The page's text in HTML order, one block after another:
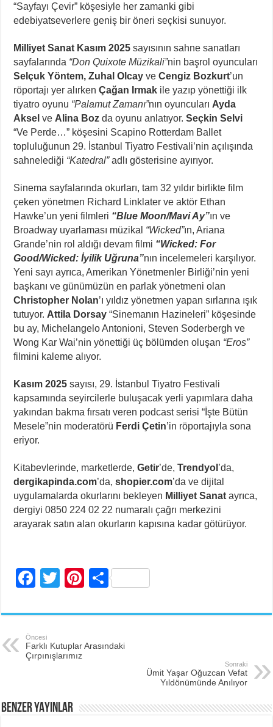
“Sayfayı Çevir” köşesiyle her zamanki gibi
edebiyatseverlere geniş bir öneri seçkisi sunuyor.
Milliyet Sanat Kasım 2025 sayısının sahne sanatları
sayfalarında “Don Quixote Müzikali”nin başrol oyuncuları
Selçuk Yöntem, Zuhal OlcayveCengiz Bozkurt’un
röportajı yer alırkenÇağan Irmak ile yazıp yönettiği ilk
tiyatro oyunu “Palamut Zamanı”nın oyuncuları Ayda
Aksel ve Alina Boz da oyunu anlatıyor.Seçkin Selvi
“Ve Perde…” köşesini Scapino Rotterdam Ballet
topluluğunun 29. İstanbul Tiyatro Festivali’nin açılışında
sahnelediği “Katedral”adlı gösterisine ayırıyor.
Sinema sayfalarında okurları, tam 32 yıldır birlikte film
çeken yönetmen Richard Linklater ve aktör Ethan
Hawke’un yeni filmleri “Blue Moon/Mavi Ay”ın ve
Broadway uyarlaması müzikal “Wicked”ın, Ariana
Grande’nin rol aldığı devam filmi “Wicked: For
Good/Wicked: İyilik Uğruna”nın incelemeleri karşılıyor.
Yeni sayı ayrıca, Amerikan Yönetmenler Birliği’nin yeni
başkanı ve günümüzün en parlak yönetmeni olan
Christopher Nolan’ı yıldız yönetmen yapan sırlarına ışık
tutuyor. Attila Dorsay“Sinemanın Hazineleri” köşesinde
bu ay, Michelangelo Antonioni, Steven Soderbergh ve
Wong Kar Wai’nin yönettiği üç bölümden oluşan “Eros”
filmini kaleme alıyor.
Kasım 2025 sayısı, 29. İstanbul Tiyatro Festivali
kapsamında seyircilerle buluşacak yerli yapımlara daha
yakından bakma fırsatı veren podcast serisi “İşte Bütün
Mesele”nin moderatörü Ferdi Çetin’in röportajıyla sona
eriyor.
Kitabevlerinde, marketlerde,Getir’de,Trendyol ’da,
dergikapinda.com’da,shopier.com’da ve dijital
uygulamalarda okurlarını bekleyen Milliyet Sanat ayrıca,
dergiyi 0850 224 02 22 numaralı çağrı merkezini
arayarak satın alan okurların kapısına kadar götürüyor.
F
c
e
b
k
T
tt
Pi
er
st
S
ar
Öncesi
Farklı Kutuplar Arasındaki
Çırpınışlarımız
Sonraki
Ümit Yaşar Oğuzcan Vefat
Yıldönümünde Anılıyor
BENZER YAYINLAR